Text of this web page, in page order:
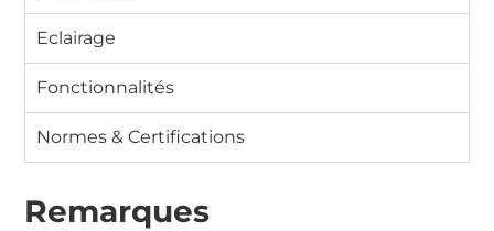
Eclairage
Fonctionnalités
Normes & Certifications
Remarques